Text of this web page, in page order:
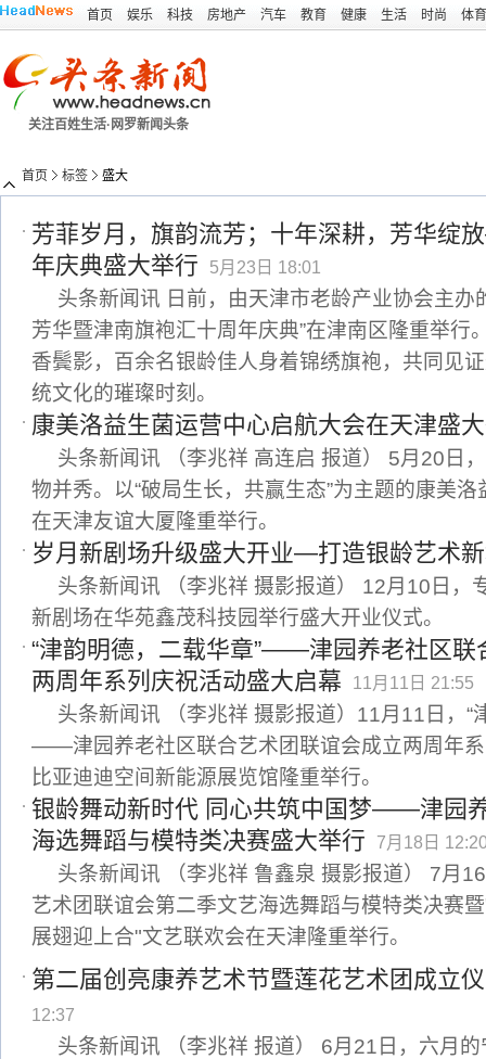
首页 娱乐 科技 房地产 汽车 教育 健康 生活 时尚 体育
关注百姓生活·网罗新闻头条
首页 标签 盛大
芳菲岁月，旗韵流芳；十年深耕，芳华绽
年庆典盛大举行
5月23日 18:01
头条新闻讯 日前，由天津市老龄产业协会主办
芳华暨津南旗袍汇十周年庆典”在津南区隆重举行
香鬓影，百余名银龄佳人身着锦绣旗袍，共同见
统文化的璀璨时刻。
康美洛益生菌运营中心启航大会在天津盛
头条新闻讯 （李兆祥 高连启 报道） 5月20
物并秀。以“破局生长，共赢生态”为主题的康美
在天津友谊大厦隆重举行。
岁月新剧场升级盛大开业—打造银龄艺术
头条新闻讯 （李兆祥 摄影报道） 12月10日，
新剧场在华苑鑫茂科技园举行盛大开业仪式。
“津韵明德，二载华章”——津园养老社区联
两周年系列庆祝活动盛大启幕
11月11日 21:55
头条新闻讯 （李兆祥 摄影报道）11月11日，“
——津园养老社区联合艺术团联谊会成立两周年
比亚迪迪空间新能源展览馆隆重举行。
银龄舞动新时代 同心共筑中国梦——津园
海选舞蹈与模特类决赛盛大举行
7月18日
头条新闻讯 （李兆祥 鲁鑫泉 摄影报道） 7月
艺术团联谊会第二季文艺海选舞蹈与模特类决赛
展翅迎上合"文艺联欢会在天津隆重举行。
第二届创亮康养艺术节暨莲花艺术团成立
12:37
头条新闻讯 （李兆祥 报道） 6月21日，六月